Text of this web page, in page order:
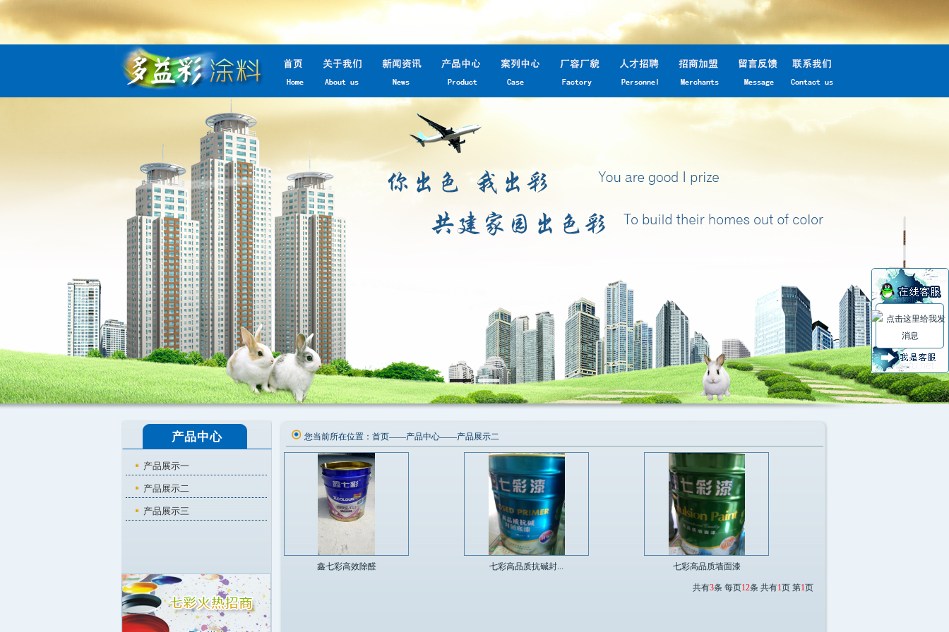
产品中心
产品展示一
产品展示二
产品展示三
您当前所在位置： 首页——产品中心——产品展示二
鑫七彩高效除醛 七彩高品质抗碱封... 七彩高品质墙面漆
共有3条 每页12条 共有1页 第1页